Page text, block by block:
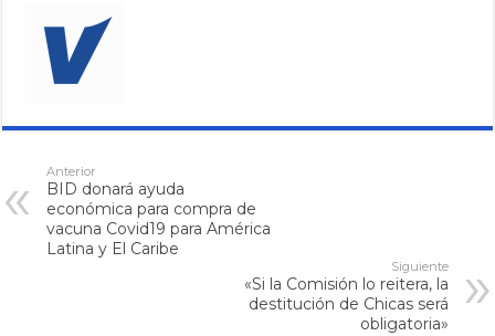
Anterior
BID donará ayuda
económica para compra de
vacuna Covid19 para América
Latina y El Caribe
Siguiente
«Si la Comisión lo reitera, la
destitución de Chicas será
obligatoria»